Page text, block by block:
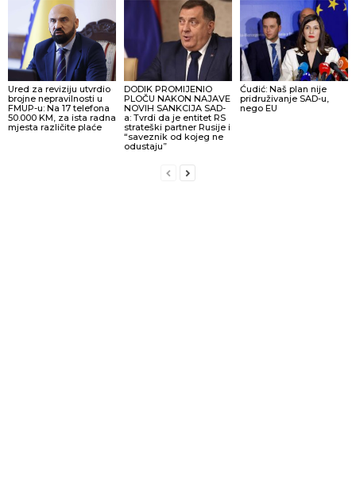
Ured za reviziju utvrdio
brojne nepravilnosti u
FMUP-u: Na 17 telefona
50.000 KM, za ista radna
mjesta različite plaće
DODIK PROMIJENIO
PLOČU NAKON NAJAVE
NOVIH SANKCIJA SAD-
a: Tvrdi da je entitet RS
strateški partner Rusije i
“saveznik od kojeg ne
odustaju”
Ćudić: Naš plan nije
pridruživanje SAD-u,
nego EU